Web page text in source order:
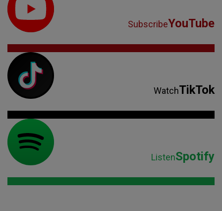
SubscribeYouTube
WatchTikTok
ListenSpotify